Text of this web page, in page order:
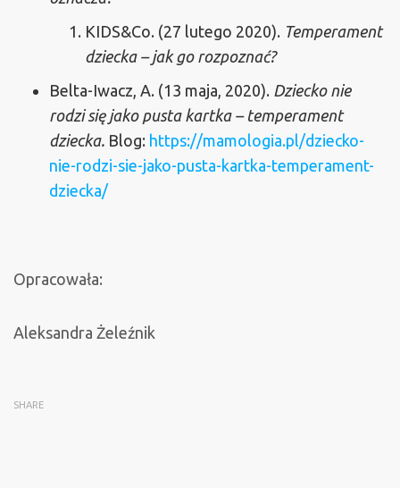
KIDS&Co. (27 lutego 2020). Temperament
dziecka – jak go rozpoznać?
Belta-Iwacz, A. (13 maja, 2020). Dziecko nie
rodzi się jako pusta kartka – temperament
dziecka. Blog: https://mamologia.pl/dziecko-
nie-rodzi-sie-jako-pusta-kartka-temperament-
dziecka/
Opracowała:
Aleksandra Żeleźnik
SHARE